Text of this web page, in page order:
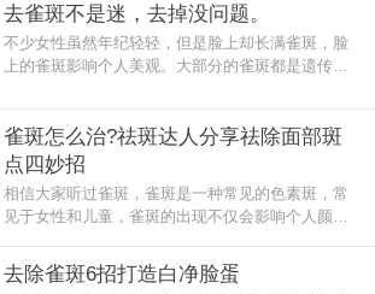
去雀斑不是迷，去掉没问题。
不少女性虽然年纪轻轻，但是脸上却长满雀斑，脸
上的雀斑影响个人美观。大部分的雀斑都是遗传性
雀斑怎么治?祛斑达人分享祛除面部斑
点四妙招
相信大家听过雀斑，雀斑是一种常见的色素斑，常
见于女性和儿童，雀斑的出现不仅会影响个人颜值
面我们一起看看去除雀斑的
去除雀斑6招打造白净脸蛋